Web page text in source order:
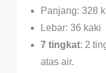
Panjang: 328
Lebar: 36 kaki
7 tingkat: 2
atas air.